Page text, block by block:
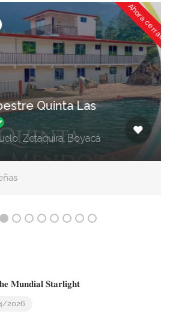
Ahora cerrado
Quinta Las
Zetaquira, Boyacá
𝐌𝐮𝐧𝐝𝐢𝐚𝐥 𝐒𝐭𝐚𝐫𝐥𝐢𝐠𝐡𝐭
2026